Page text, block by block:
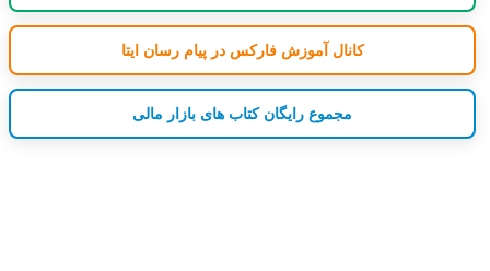
کانال آموزش فارکس در پیام رسان ایتا
مجموع رایگان کتاب های بازار مالی